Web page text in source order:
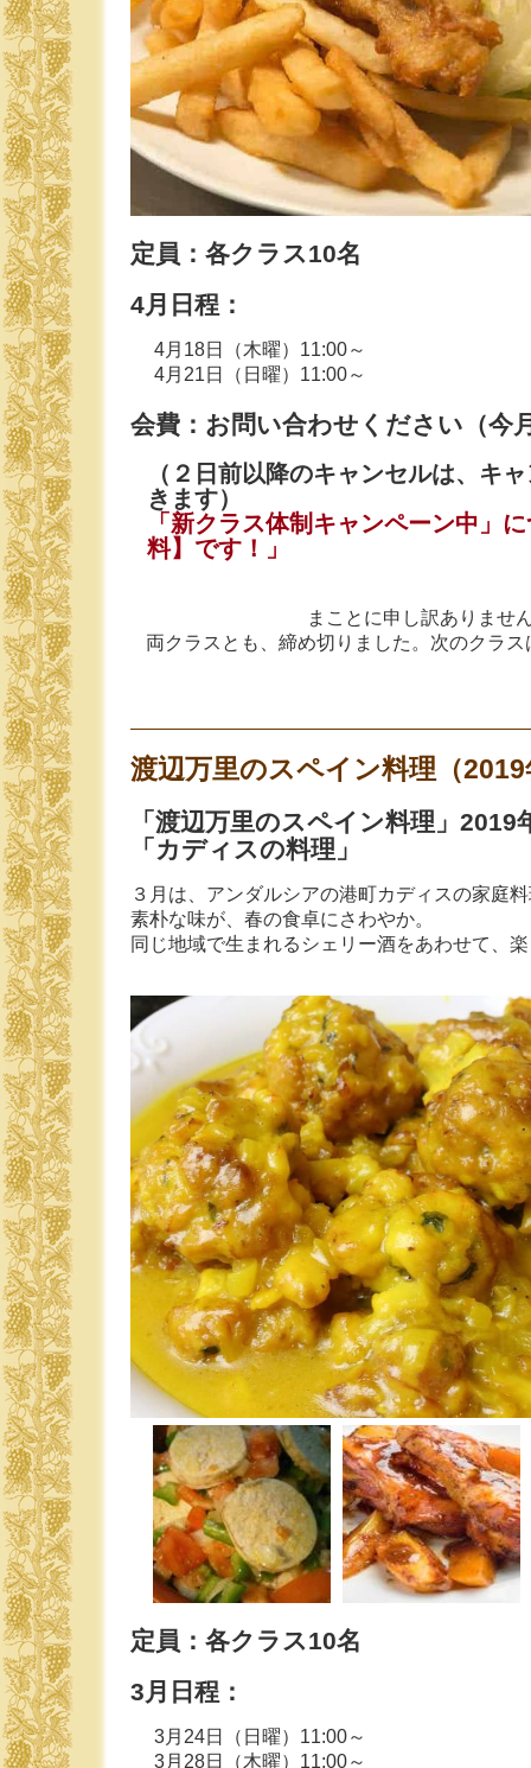
定員：各クラス10名
4月日程：
4月18日（木曜）11:00～
4月21日（日曜）11:00～
会費：お問い合わせください（今
（２日前以降のキャンセルは、キ
きます）
「新クラス体制キャンペーン中」
料】です！」
まことに申し訳ありませ
両クラスとも、締め切りました。次のクラ
渡辺万里のスペイン料理（
「渡辺万里のスペイン料理」2019
「カディスの料理」
３月は、アンダルシアの港町カディスの家庭
素朴な味が、春の食卓にさわやか。
同じ地域で生まれるシェリー酒をあわせて、
定員：各クラス10名
3月日程：
3月24日（日曜）11:00～
3月28日（木曜）11:00～